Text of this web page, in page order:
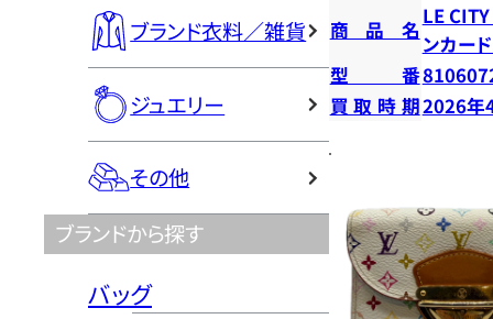
ブランド衣料／雑貨
ジュエリー
その他
ブランドから探す
バッグ
商品名
LE
ンカー
型番
買取時期2026年